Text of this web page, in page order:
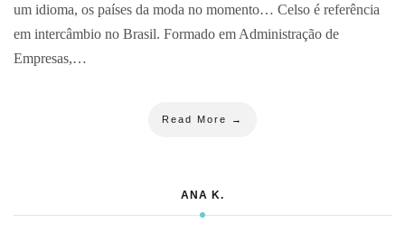
um idioma, os países da moda no momento… Celso é referência
em intercâmbio no Brasil. Formado em Administração de
Empresas,…
Read More →
ANA K.